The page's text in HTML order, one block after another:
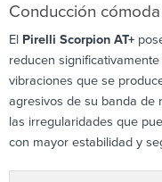
Conducción
El Pirelli Scorpion AT+
reducen
vibraciones que se
agresivos de su banda de
las irregularidades que
con mayor estabilidad y